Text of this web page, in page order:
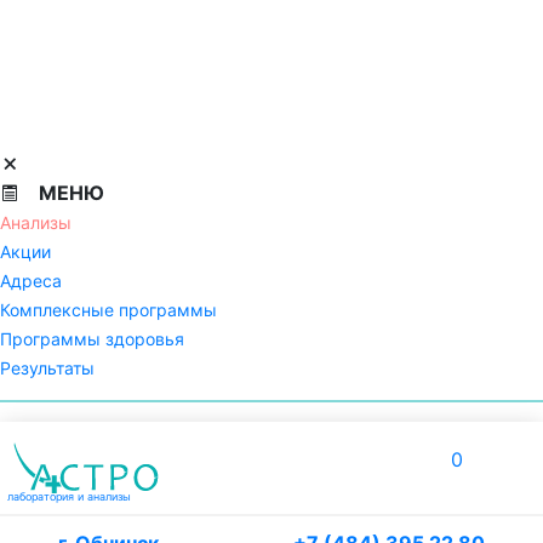
МЕНЮ
Анализы
Акции
Адреса
Комплексные программы
Программы здоровья
Результаты
лаборатория и анализы
0